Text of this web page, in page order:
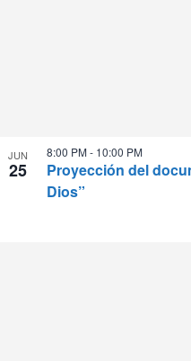
JUN
25
Proyección del
Dios”
8:00 PM- 10:00 PM